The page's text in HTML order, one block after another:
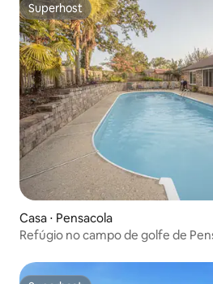
Superhost
Superhost
Casa ⋅ Pensacola
Refúgio no campo de golfe de